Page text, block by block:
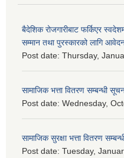
बैदेशिक रोजगारीबाट फर्किएर
सम्मान तथा पुरस्कारको लागि
Post date: Thursday,
सामाजिक भत्ता वितरण सम्बन्धी
Post date: Wednesday,
सामाजिक सुरक्षा भत्ता वितरण
Post date: Tuesday,